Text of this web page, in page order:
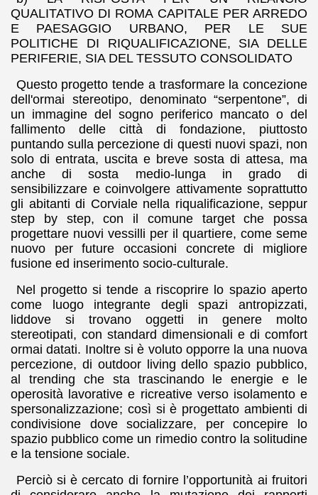
QUALITATIVO DI ROMA CAPITALE PER ARREDO
E PAESAGGIO URBANO, PER LE SUE
POLITICHE DI RIQUALIFICAZIONE, SIA DELLE
PERIFERIE, SIA DEL TESSUTO CONSOLIDATO
Questo progetto tende a trasformare la concezione
dell'ormai stereotipo, denominato “serpentone”, di
un immagine del sogno periferico mancato o del
fallimento delle città di fondazione, piuttosto
puntando sulla percezione di questi nuovi spazi, non
solo di entrata, uscita e breve sosta di attesa, ma
anche di sosta medio-lunga in grado di
sensibilizzare e coinvolgere attivamente soprattutto
gli abitanti di Corviale nella riqualificazione, seppur
step by step, con il comune target che possa
progettare nuovi vessilli per il quartiere, come seme
nuovo per future occasioni concrete di migliore
fusione ed inserimento socio-culturale.
Nel progetto si tende a riscoprire lo spazio aperto
come luogo integrante degli spazi antropizzati,
liddove si trovano oggetti in genere molto
stereotipati, con standard dimensionali e di comfort
ormai datati. Inoltre si è voluto opporre la una nuova
percezione, di outdoor living dello spazio pubblico,
al trending che sta trascinando le energie e le
operosità lavorative e ricreative verso isolamento e
spersonalizzazione; così si è progettato ambienti di
condivisione dove socializzare, per concepire lo
spazio pubblico come un rimedio contro la solitudine
e la tensione sociale.
Perciò si è cercato di fornire l’opportunità ai fruitori